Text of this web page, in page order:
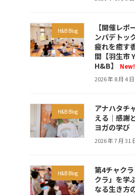
H&B Blog
【開催レポ
ンパデトッ
疲れを癒す
間【羽生市
H&B】
2026 年 8 月 4 日
H&B Blog
アナハタチ
える｜感謝
ヨガの学び
2026 年 7 月 31
H&B Blog
第4チャク
クラ」を学
なる生き方